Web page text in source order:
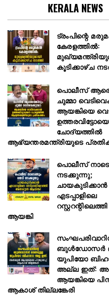
KERALA NEWS
ട്രംപിന്റെ
കേരളത്തിൽ:
കൂടിക്കാഴ്ച
പൊലീസ്
ചുമ്മാ
ആയങ്കിയെ
ചോദ്യത്തിൽ
ആഭ്യന്തരമന്ത്രിയുടെ
പൊലീസ്
നടക്കുന്നു;
ചായകുടിക്കാൻ
എടപ്പാളിലെ
ആയങ്കി
ബുള്‍ഡോസര്‍
യുപിയോ
അല്ല ഇത്:
ആയങ്കിയെ
ആകാശ് തില്ലങ്കേരി